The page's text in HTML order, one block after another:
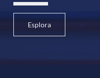
Esplora